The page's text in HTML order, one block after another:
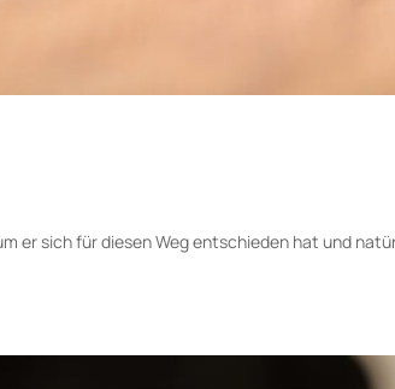
er sich für diesen Weg entschieden hat und